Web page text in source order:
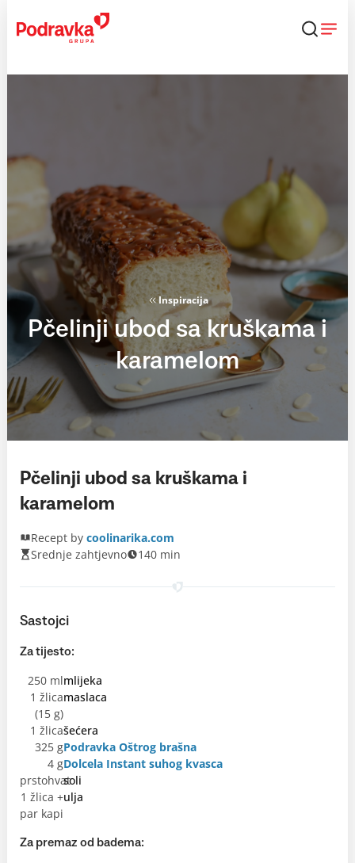
content
Inspiracija
Pčelinji ubod sa kruškama i
karamelom
Pčelinji ubod sa kruškama i
karamelom
Recept by coolinarika.com
Srednje zahtjevno
140 min
Sastojci
Za tijesto:
250 mlmlijeka
1 žlica
(15 g)
maslaca
1 žlicašećera
325 gPodravka Oštrog brašna
4 gDolcela Instant suhog kvasca
prstohvatsoli
1 žlica +
par kapi
ulja
Za premaz od badema: